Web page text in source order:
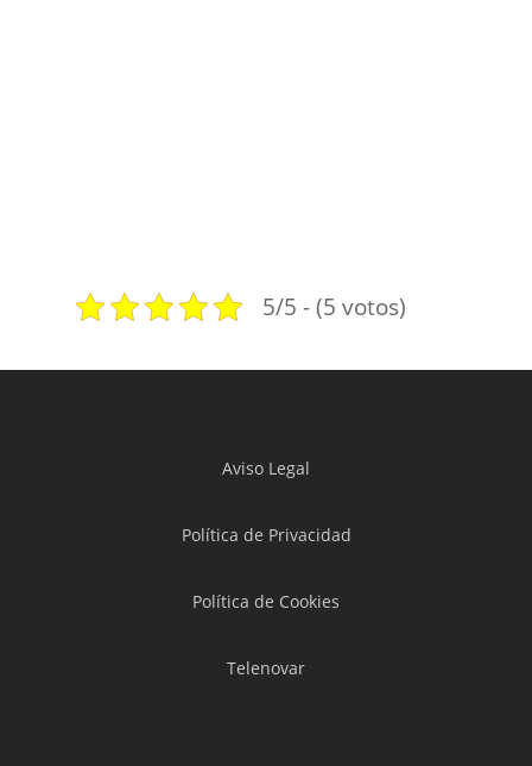
5/5 - (5 votos)
Aviso Legal
Política de Privacidad
Política de Cookies
Telenovar